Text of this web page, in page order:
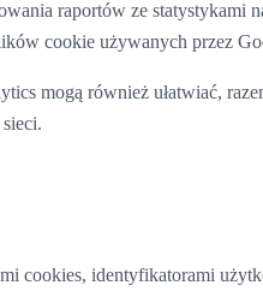
raportów ze statystykami
cookie używanych przez
mogą również ułatwiać,
cookies, identyfikatorami